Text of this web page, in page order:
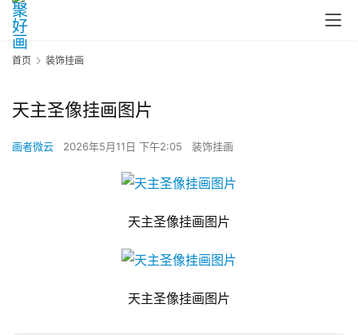
首页 装饰挂画
天主圣像挂画图片
画者微云 2026年5月11日 下午2:05 装饰挂画
天主圣像挂画图片
天主圣像挂画图片